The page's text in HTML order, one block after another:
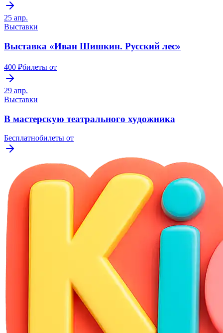
25 апр.
Выставки
Выставка «Иван Шишкин. Русский лес»
400 ₽билеты от
29 апр.
Выставки
В мастерскую театрального художника
Бесплатнобилеты от